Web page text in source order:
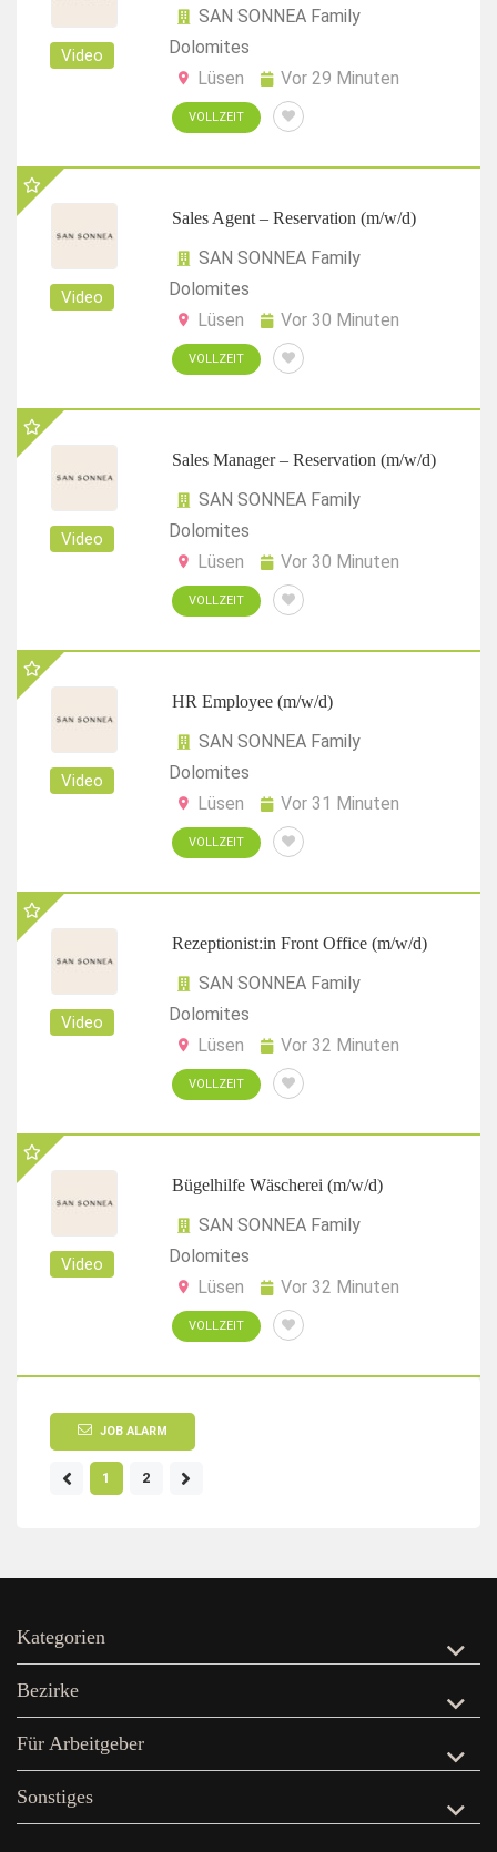
Video
SAN SONNEA Family
Dolomites
Lüsen
Vor 29 Minuten
VOLLZEIT
Video
Sales Agent – Reservation (m/w/d)
SAN SONNEA Family
Dolomites
Lüsen
Vor 30 Minuten
VOLLZEIT
Video
Sales Manager – Reservation (m/w/d)
SAN SONNEA Family
Dolomites
Lüsen
Vor 30 Minuten
VOLLZEIT
Video
HR Employee (m/w/d)
SAN SONNEA Family
Dolomites
Lüsen
Vor 31 Minuten
VOLLZEIT
Video
Rezeptionist:in Front Office (m/w/d)
SAN SONNEA Family
Dolomites
Lüsen
Vor 32 Minuten
VOLLZEIT
Video
Bügelhilfe Wäscherei (m/w/d)
SAN SONNEA Family
Dolomites
Lüsen
Vor 32 Minuten
VOLLZEIT
JOB ALARM
1 2
Kategorien
Bezirke
Für Arbeitgeber
Sonstiges